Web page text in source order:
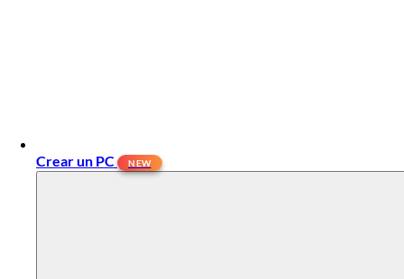
Crear un PC NEW